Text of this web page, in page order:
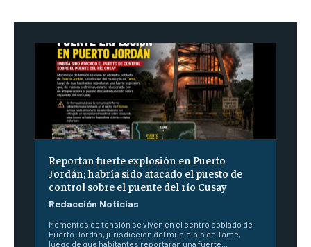
Reportan fuerte explosión en Puerto
Jordán; habría sido atacado el puesto de
control sobre el puente del río Cusay
Redacción Noticias
Momentos de tensión se viven en el centro poblado de
Puerto Jordán, jurisdicción del municipio de Tame,
luego de que habitantes reportaran una fuerte...